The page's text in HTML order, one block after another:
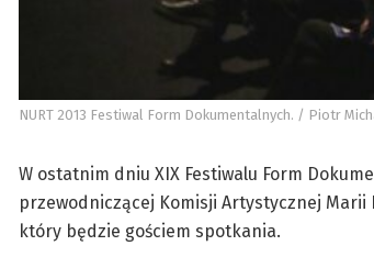
NURT 2013 Festiwal Form Dokumentalnych. / Piotr
W ostatnim dniu XIX Festiwalu Form
przewodniczącej Komisji Artystycznej Marii
który będzie gościem spotkania.